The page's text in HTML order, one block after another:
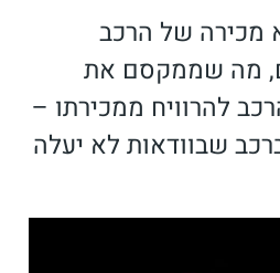
מכירה של הרכב
מה שממקסם את
להרוויח ממכירתו –
שבוודאות לא יעלה